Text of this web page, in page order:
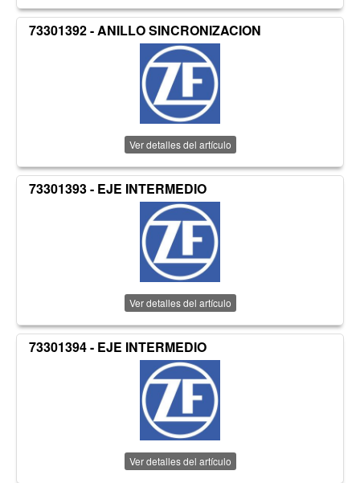
73301392 - ANILLO SINCRONIZACION
Ver detalles del artículo
73301393 - EJE INTERMEDIO
Ver detalles del artículo
73301394 - EJE INTERMEDIO
Ver detalles del artículo